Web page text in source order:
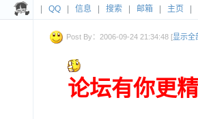
QQ 信息 搜索 邮箱 主页
Post By：2006-09-24 21:34:48 [显示全
论坛有你更